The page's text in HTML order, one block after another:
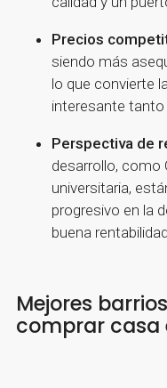
Precios
siendo más
lo que convierte
interesante tanto
Perspectiva de
desarrollo, como
universitaria,
progresivo en la
buena
Mejores
comprar casa